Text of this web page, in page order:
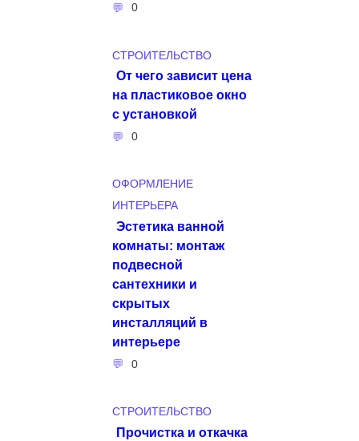
0
СТРОИТЕЛЬСТВО
От чего зависит цена
на пластиковое окно
с установкой
0
ОФОРМЛЕНИЕ
ИНТЕРЬЕРА
Эстетика ванной
комнаты: монтаж
подвесной
сантехники и
скрытых
инсталляций в
интерьере
0
СТРОИТЕЛЬСТВО
Прочистка и откачка